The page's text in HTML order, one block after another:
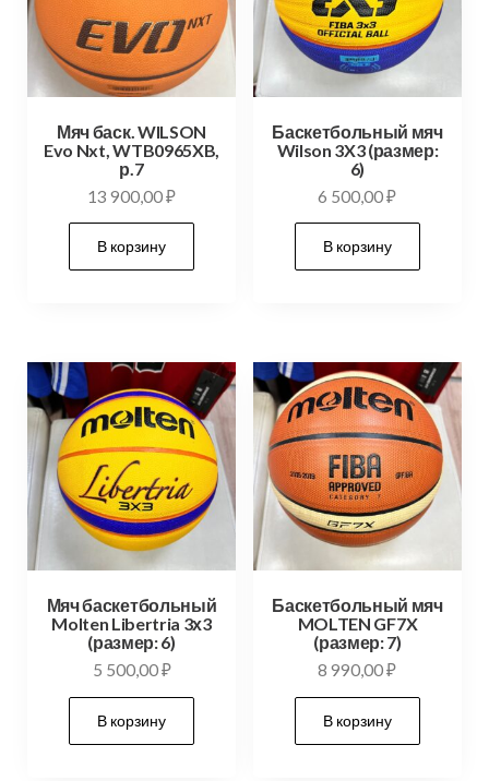
Мяч баск. WILSON
Evo Nxt, WTB0965XB,
р.7
13 900,00₽
В корзину
Баскетбольный мяч
Wilson 3X3 (размер:
6)
6 500,00₽
В корзину
Мяч баскетбольный
Molten Libertria 3х3
(размер: 6)
5 500,00₽
В корзину
Баскетбольный мяч
MOLTEN GF7X
(размер: 7)
8 990,00₽
В корзину